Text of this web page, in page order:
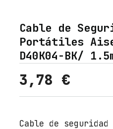
Cable de
Portátiles
D40K04-BK/
3,78 €
Cable de